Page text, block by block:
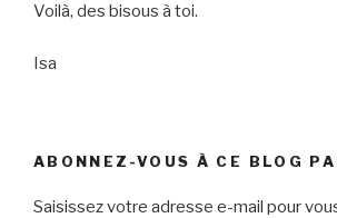
Voilà, des bisous à toi.
Isa
ABONNEZ-VOUS À CE BLOG
Saisissez votre adresse e-mail pour